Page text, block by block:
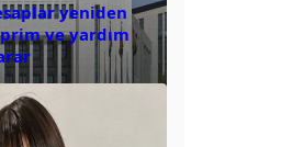
yeniden
prim ve yardım